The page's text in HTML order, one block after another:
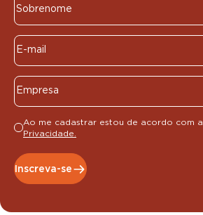
Ao me cadastrar estou de acordo com a
Privacidade.
Inscreva-se